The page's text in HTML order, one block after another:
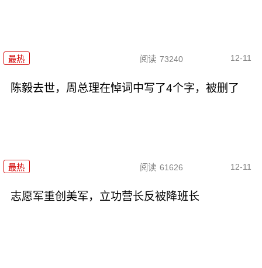
最热 阅读 73240 12-11
陈毅去世，周总理在悼词中写了4个字，被删了
最热 阅读 61626 12-11
志愿军重创美军，立功营长反被降班长